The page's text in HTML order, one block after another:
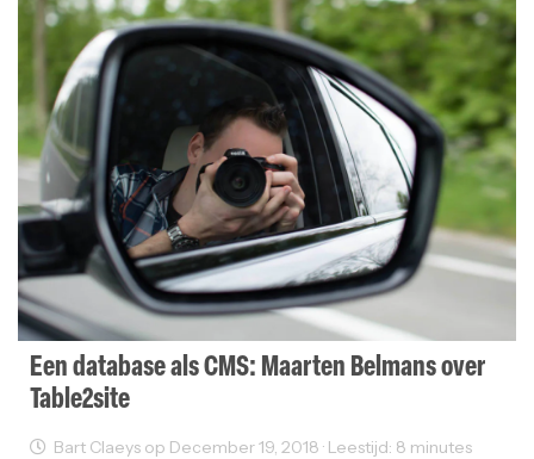
Een database als CMS: Maarten Belmans over
Table2site
Bart Claeys op December 19, 2018 · Leestijd: 8 minutes